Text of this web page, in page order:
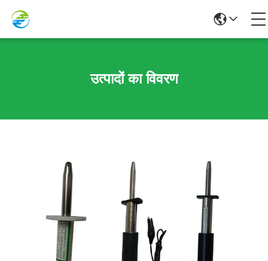
उत्पादों का विवरण